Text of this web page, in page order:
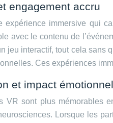
engagement accru
expérience immersive qui
avec le contenu de
jeu interactif, tout cela sans
Ces expériences
et impact émotionnel
VR sont plus mémorables
Lorsque les